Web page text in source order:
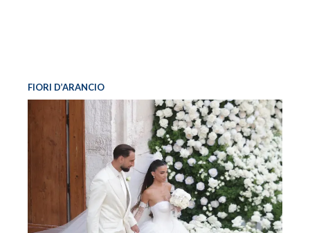
FIORI D’ARANCIO